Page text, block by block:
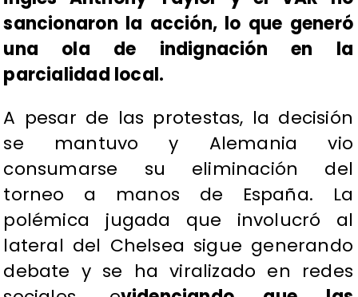
sancionaron la acción, lo que generó
una ola de indignación en la
parcialidad local.
A pesar de las protestas, la decisión
se mantuvo y Alemania vio
consumarse su eliminación del
torneo a manos de España. La
polémica jugada que involucró al
lateral del Chelsea sigue generando
debate y se ha viralizado en redes